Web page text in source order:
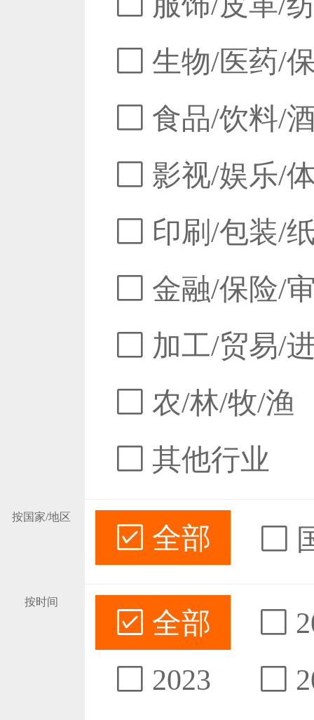
生物/医药/
食品/饮料/
影视/娱乐/
印刷/包装/
金融/保险/
加工/贸易/
农/林/牧/渔
其他行业
按国家/地区
全部
按时间
全部
2023